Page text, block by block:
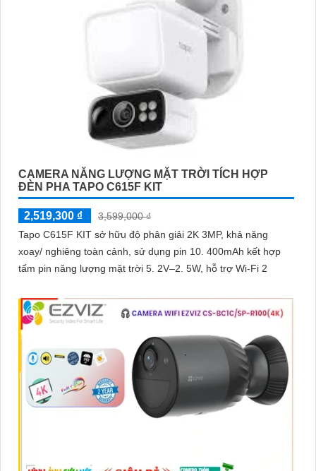
CAMERA NĂNG LƯỢNG MẶT TRỜI TÍCH HỢP
ĐÈN PHA TAPO C615F KIT
2,519,300 ₫
3,599,000 ₫
Tapo C615F KIT sở hữu độ phân giải 2K 3MP, khả năng
xoay/ nghiêng toàn cảnh, sử dụng pin 10. 400mAh kết hợp
tấm pin năng lượng mặt trời 5. 2V–2. 5W, hỗ trợ Wi-Fi 2